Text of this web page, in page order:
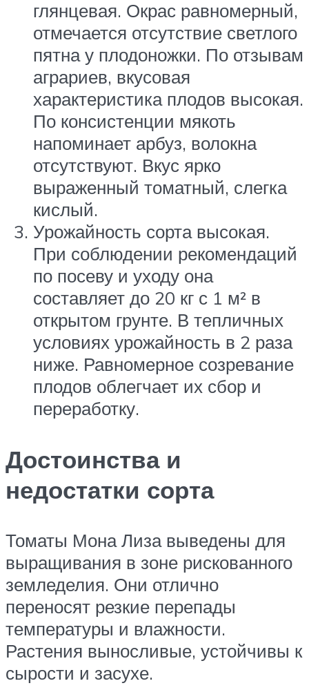
глянцевая. Окрас равномерный,
отмечается отсутствие светлого
пятна у плодоножки. По отзывам
аграриев, вкусовая
характеристика плодов высокая.
По консистенции мякоть
напоминает арбуз, волокна
отсутствуют. Вкус ярко
выраженный томатный, слегка
кислый.
Урожайность сорта высокая.
При соблюдении рекомендаций
по посеву и уходу она
составляет до 20 кг с 1 м² в
открытом грунте. В тепличных
условиях урожайность в 2 раза
ниже. Равномерное созревание
плодов облегчает их сбор и
переработку.
Достоинства и
недостатки сорта
Томаты Мона Лиза выведены для
выращивания в зоне рискованного
земледелия. Они отлично
переносят резкие перепады
температуры и влажности.
Растения выносливые, устойчивы к
сырости и засухе.